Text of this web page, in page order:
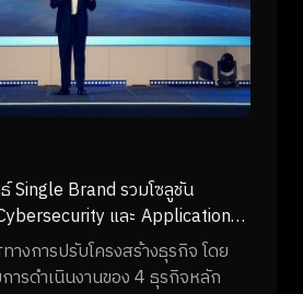
Single Brand รวมโซลูชัน
และ Application
Platform
งการปรับโครงสร้างธุรกิจ โดย
ารดำเนินงานของ 4 ธุรกิจหลัก